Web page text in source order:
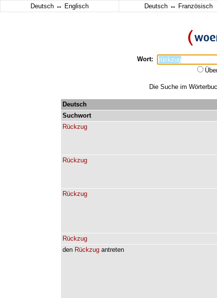
Deutsch ↔ Englisch Deutsch ↔ Französisch
Wort:
Die Suche im
Deutsch
Suchwort
Rückzug
Rückzug
Rückzug
Rückzug
den Rückzug antreten